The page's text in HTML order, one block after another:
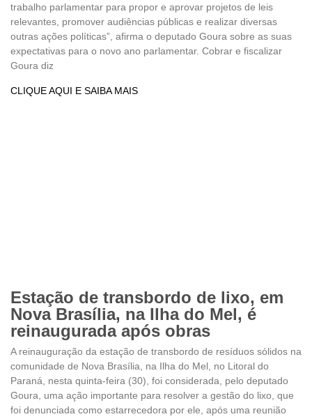
trabalho parlamentar para propor e aprovar projetos de leis
relevantes, promover audiências públicas e realizar diversas
outras ações políticas”, afirma o deputado Goura sobre as suas
expectativas para o novo ano parlamentar. Cobrar e fiscalizar
Goura diz
CLIQUE AQUI E SAIBA MAIS
Estação de transbordo de lixo, em
Nova Brasília, na Ilha do Mel, é
reinaugurada após obras
A reinauguração da estação de transbordo de resíduos sólidos na
comunidade de Nova Brasília, na Ilha do Mel, no Litoral do
Paraná, nesta quinta-feira (30), foi considerada, pelo deputado
Goura, uma ação importante para resolver a gestão do lixo, que
foi denunciada como estarrecedora por ele, após uma reunião